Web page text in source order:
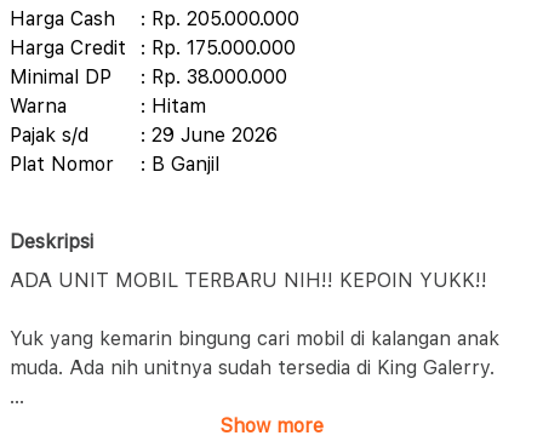
Harga Cash
: Rp. 205.000.000
Harga Credit
: Rp. 175.000.000
Minimal DP
: Rp. 38.000.000
Warna
: Hitam
Pajak s/d
: 29 June 2026
Plat Nomor
: B Ganjil
Deskripsi
ADA UNIT MOBIL TERBARU NIH!! KEPOIN YUKK!!
Yuk yang kemarin bingung cari mobil di kalangan anak
muda. Ada nih unitnya sudah tersedia di King Galerry.
...
Show more